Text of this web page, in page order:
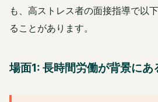
も、高ストレス者の面接指導で以
ることがあります。
場面1: 長時間労働が背景にあ